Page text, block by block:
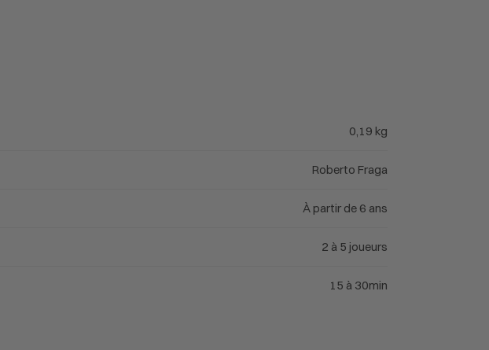
0,19 kg
Roberto Fraga
À partir de 6 ans
2 à 5 joueurs
15 à 30min